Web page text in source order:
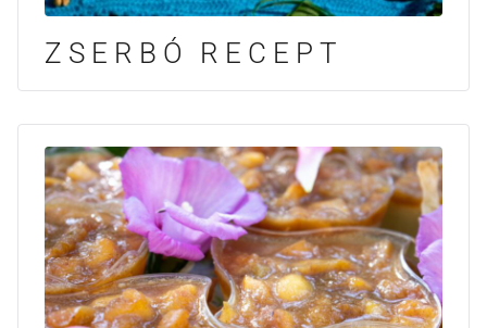
ZSERBÓ RECEPT